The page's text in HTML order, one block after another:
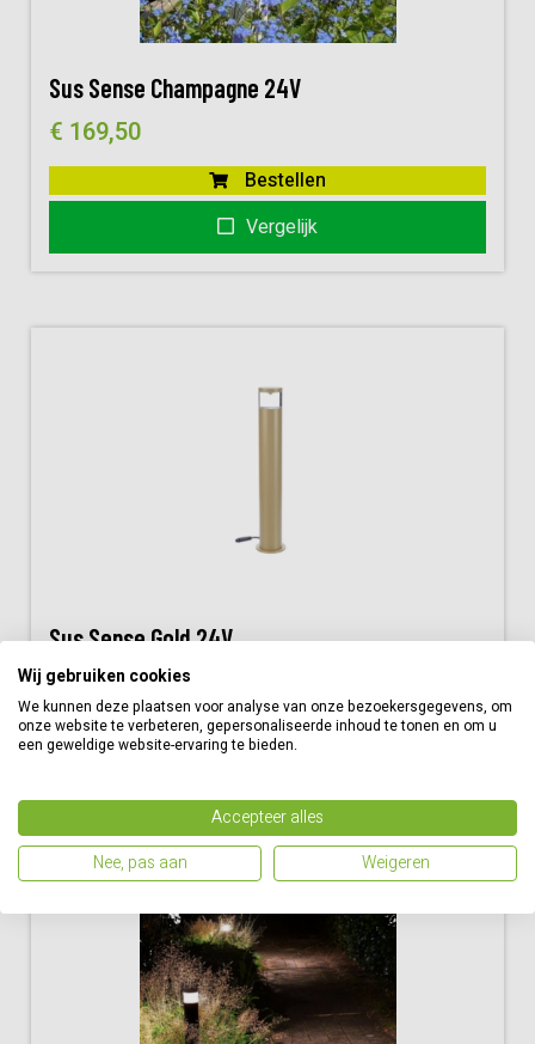
Sus Sense Champagne 24V
€ 169,50
Bestellen
Vergelijk
Sus Sense Gold 24V
€169,50
Bestellen
Wij gebruiken cookies
We kunnen deze plaatsen voor analyse van onze bezoekersgegevens, om
onze website te verbeteren, gepersonaliseerde inhoud te tonen en om u
een geweldige website-ervaring te bieden.
Accepteer alles
Nee, pas aan
Weigeren